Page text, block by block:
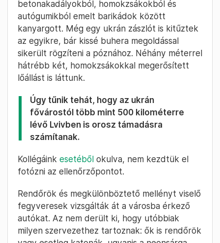
érkeztünk meg Bődey János kollégámmal az
Ukrajna nyugati részén található Lviv
külvárosába. A szállásunktól mintegy 5-6
kilométerre azonban egy ellenőrzőpontba
futottunk a 2x2 sávos autóút kellős közepén.
Több száz méteres kocsisor alakult ki ezen a
ponton, mi sem tehettünk mást, és beálltunk a
végére. Az egyik sávot mindkét irányból
tankcsapdákkal zárták le, a kocsisor
betonakadályokból, homokzsákokból és
autógumikból emelt barikádok között
az egyikre, bár kissé buhera megoldással
sikerült rögzíteni a póznához. Néhány méterrel
lőállást is láttunk.
Úgy tűnik tehát, hogy az ukrán
fővárostól több mint 500 kilométerre
lévő Lvivben is orosz támadásra